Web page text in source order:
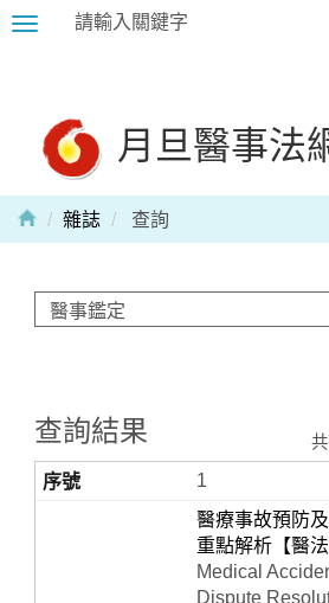
Toggle
月旦醫事法
雜誌 查詢
查詢結果
1
醫療事故預防
重點解析【醫法
Medical
Dispute